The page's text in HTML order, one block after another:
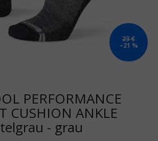
23 €
–21 %
PERFORMANCE
CUSHION ANKLE
- grau